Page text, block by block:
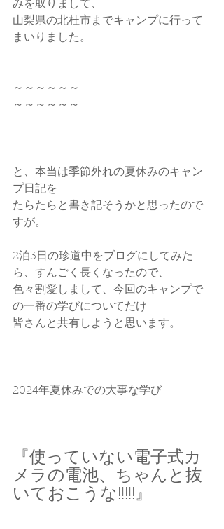
みを取りまして、
山梨県の北杜市までキャンプに行って
まいりました。
～～～～～～
～～～～～～
と、本当は季節外れの夏休みのキャン
プ日記を
たらたらと書き記そうかと思ったので
すが。
2泊3日の珍道中をブログにしてみた
ら、すんごく長くなったので、
色々割愛しまして、今回のキャンプで
の一番の学びについてだけ
皆さんと共有しようと思います。
2024年夏休みでの大事な学び
『使っていない電子式カ
メラの電池、ちゃんと抜
いておこうな!!!!!』